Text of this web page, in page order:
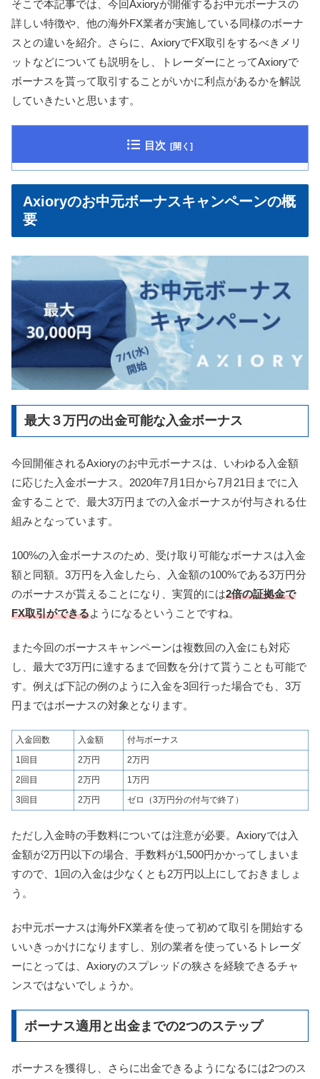
そこで本記事では、今回Axioryが開催するお中元ボーナスの
詳しい特徴や、他の海外FX業者が実施している同様のボーナ
スとの違いを紹介。さらに、AxioryでFX取引をするべきメリ
ットなどについても説明をし、
トレーダーにとってAxioryで
ボーナスを貰って取引することがいかに利点があるかを解説
していきたいと思います。
目次
Axioryのお中元ボーナスキャンペーンの概
要
最大３万円の出金可能な入金ボーナス
今回開催されるAxioryのお中元ボーナスは、いわゆる入金額
に応じた入金ボーナス。2020年7月1日から7月21日までに入
金することで、最大3万円までの入金ボーナスが付与される仕
組みとなっています。
100%の入金ボーナスのため、受け取り可能なボーナスは入金
額と同額。 3万円を入金したら、
入金額の100%である3万円分
のボーナスが貰える ことになり、実質的には2倍の証拠金で
FX取引ができるようになるということですね。
また今回のボーナスキャンペーンは複数回の入金にも対応
し、最大で3万円に達するまで回数を分けて貰うことも可能で
す。例えば下記の例のように入金を3回行った場合でも、3万
円まではボーナスの対象となります。
入金回数 入金額
付与ボーナス
1回目
2万円
2万円
2回目
2万円
1万円
3回目
2万円 ゼロ（3万円分の付与で終了）
ただし入金時の手数料については注意が必要。Axioryでは入
金額が2万円以下の場合、手数料が1,500円かかってしまいま
すので、1回の入金は少なくとも2万円以上にしておきましょ
う。
お中元ボーナスは海外FX業者を使って初めて取引を開始する
いいきっかけになりますし、別の業者を使っているトレーダ
ーにとっては、Axioryのスプレッドの狭さを経験できるチャ
ンスではないでしょうか。
ボーナス適用と出金までの2つのステップ
ボーナスを獲得し、さらに出金できるようになるには2つのス